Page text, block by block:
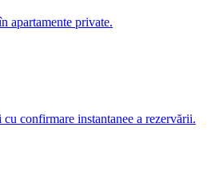
apartamente private.
confirmare instantanee a rezervării.